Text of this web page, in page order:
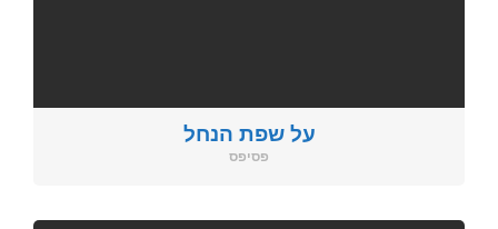
על שפת הנחל
פסיפס